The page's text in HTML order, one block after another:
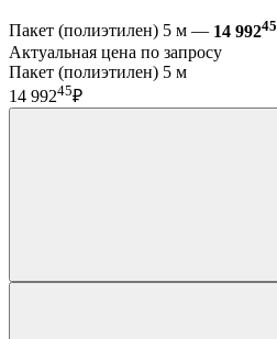
Пакет (полиэтилен) 5 м — 14 99245
Актуальная цена по запросу
Пакет (полиэтилен) 5 м
14 99245₽